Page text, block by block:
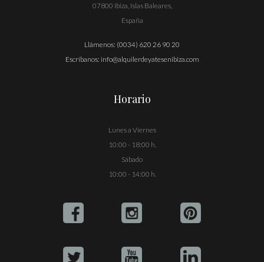
07800 Ibiza, Islas Baleares,
España
Llámenos: (0034) 620 26 90 20
Escríbanos: info@alquilerdeyatesenibiza.com
Horario
Lunes a Viernes
10:00 - 18:00 h.
Sábado
10:00 - 14:00 h.